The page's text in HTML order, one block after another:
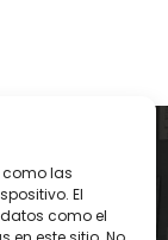
como las
El
como el